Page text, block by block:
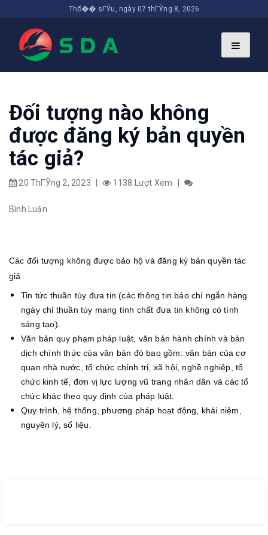
Thб�� sГЎu, ngày 07 thГЎng 8, 2026
Đối tượng nào không
được đăng ký bản quyền
tác giả?
20 ThГЎng 2, 2023 1138 Lượt Xem
Bình Luận
Các đối tượng không được bảo hộ và đăng ký bản quyền tác
giả
Tin tức thuần túy đưa tin (các thông tin báo chí ngắn hàng
ngày chỉ thuần túy mang tính chất đưa tin không có tính
sáng tạo).
Văn bản quy phạm pháp luật, văn bản hành chính và bản
dịch chính thức của văn bản đó bao gồm: văn bản của cơ
quan nhà nước, tổ chức chính trị, xã hội, nghề nghiệp, tổ
chức kinh tế, đơn vị lực lượng vũ trang nhân dân và các tổ
chức khác theo quy định của pháp luật.
Quy trình, hệ thống, phương pháp hoạt động, khái niệm,
nguyên lý, số liệu.